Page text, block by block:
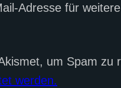
Adresse für
um Spam zu
werden.